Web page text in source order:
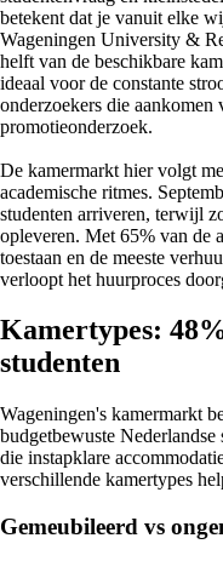
betekent dat je vanuit elke
Wageningen University &
helft van de beschikbare
ideaal voor de constante
onderzoekers die
promotieonderzoek.
De kamermarkt hier volgt
academische ritmes.
studenten arriveren, terwijl
opleveren. Met 65% van de
toestaan en de meeste
verloopt het huurproces
Kamertypes:
studenten
Wageningen's kamermarkt
budgetbewuste
die instapklare
verschillende kamertypes
Gemeubileerd vs